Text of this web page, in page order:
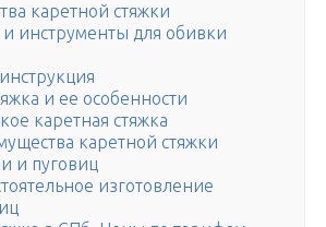
каретной стяжки
инструменты для обивки
и ее особенности
каретная стяжка
каретной стяжки
и пуговиц
изготовление